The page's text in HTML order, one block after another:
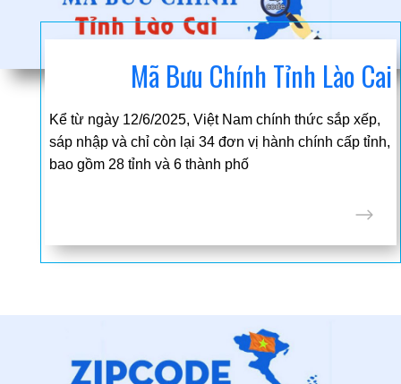
Mã Bưu Chính Tỉnh Lào Cai
Kể từ ngày 12/6/2025, Việt Nam chính thức sắp xếp,
sáp nhập và chỉ còn lại 34 đơn vị hành chính cấp tỉnh,
bao gồm 28 tỉnh và 6 thành phố